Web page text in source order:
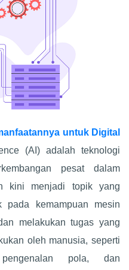
untuk Digital
(AI) adalah teknologi
pesat dalam
kini menjadi topik yang
pada kemampuan mesin
melakukan tugas yang
oleh manusia, seperti
pengenalan pola, dan